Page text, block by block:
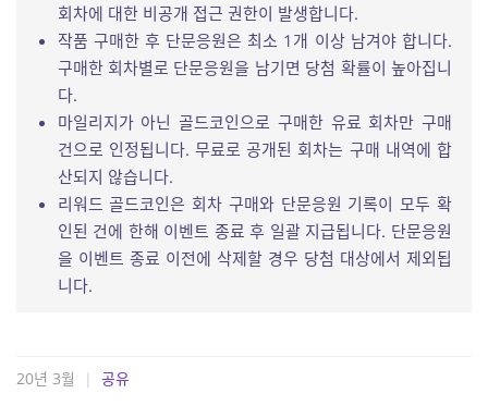
회차에 대한 비공개 접근 권한이 발생합니다.
작품 구매한 후 단문응원은 최소 1개 이상 남겨야 합니다.
구매한 회차별로 단문응원을 남기면 당첨 확률이 높아집니
다.
마일리지가 아닌 골드코인으로 구매한 유료 회차만 구매
건으로 인정됩니다. 무료로 공개된 회차는 구매 내역에 합
산되지 않습니다.
리워드 골드코인은 회차 구매와 단문응원 기록이 모두 확
인된 건에 한해 이벤트 종료 후 일괄 지급됩니다. 단문응원
을 이벤트 종료 이전에 삭제할 경우 당첨 대상에서 제외됩
니다.
20년 3월 | 공유